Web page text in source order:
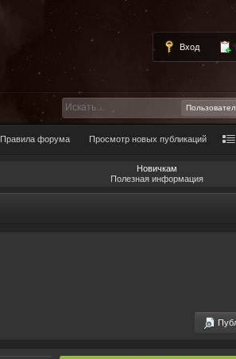
Вход
Правила форума Просмотр новых публикаций
Новичкам
Полезная информация